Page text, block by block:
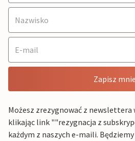
Zapisz mnie
Możesz zrezygnować z
klikając link ""rezygnacja z
każdym z naszych e-maili.